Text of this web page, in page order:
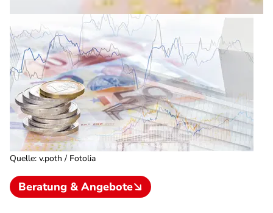
Quelle: v.poth / Fotolia
Beratung & Angebote